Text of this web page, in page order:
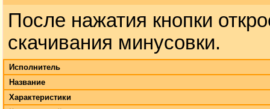
После нажатия кнопки
скачивания минусовки.
Исполнитель
Название
Характеристики